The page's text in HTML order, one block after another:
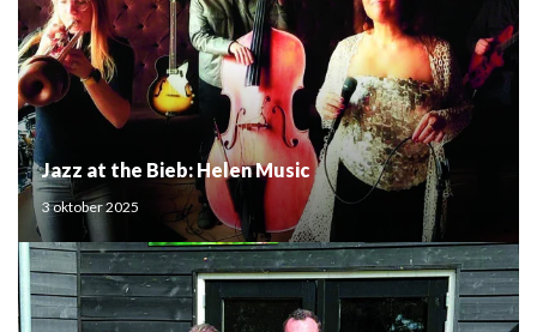
Jazz at the Bieb: Helen Music
3 oktober 2025